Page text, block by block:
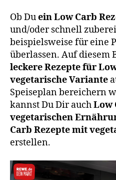
Ob Duein Low Carb
und/oder schnell
beispielsweise für eine
überlassen. Auf diesem
leckere Rezepte für
vegetarische Variante
Speiseplan bereichern
kannst Du Dir auchLow
vegetarischen
Carb Rezepte mit
erstellen.